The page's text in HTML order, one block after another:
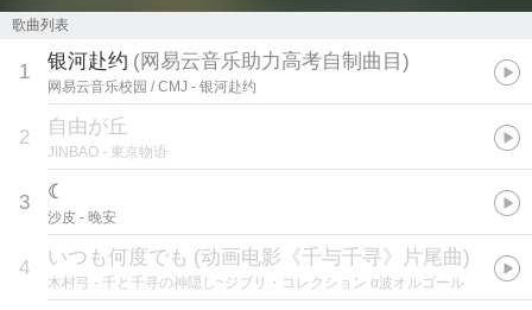
歌曲列表
1 银河赴约 (网易云音乐助力高考自制曲目 )
网易云音乐校园 / CMJ - 银河赴约
2 自由が丘
JINBAO - 東京物语
3 ☾
沙皮 - 晚安
4 いつも何度でも (动画电影《千与千寻》片尾曲)
木村弓 - 千と千寻の神隠し~ジブリ・コレクション α波オルゴール